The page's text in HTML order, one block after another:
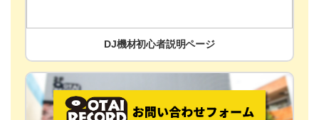
DJ機材初心者説明ページ